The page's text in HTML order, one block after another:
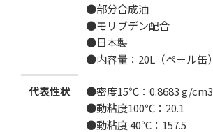
●部分合成油
●モリブデン配合
●日本製
●内容量：20L（ペール缶）
代表性状 ●密度15℃：0.8683 g/cm3
●動粘度100℃：20.1
●動粘度 40℃：157.5